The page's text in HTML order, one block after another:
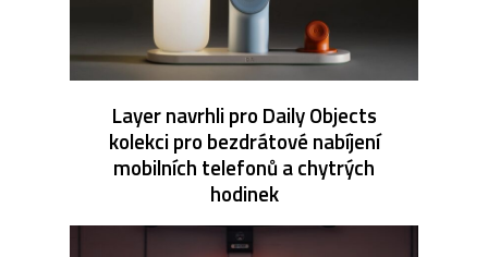
Layer navrhli pro Daily Objects
kolekci pro bezdrátové nabíjení
mobilních telefonů a chytrých
hodinek